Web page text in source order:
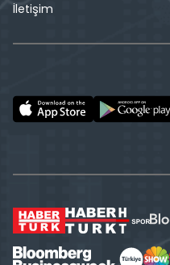
İletişim